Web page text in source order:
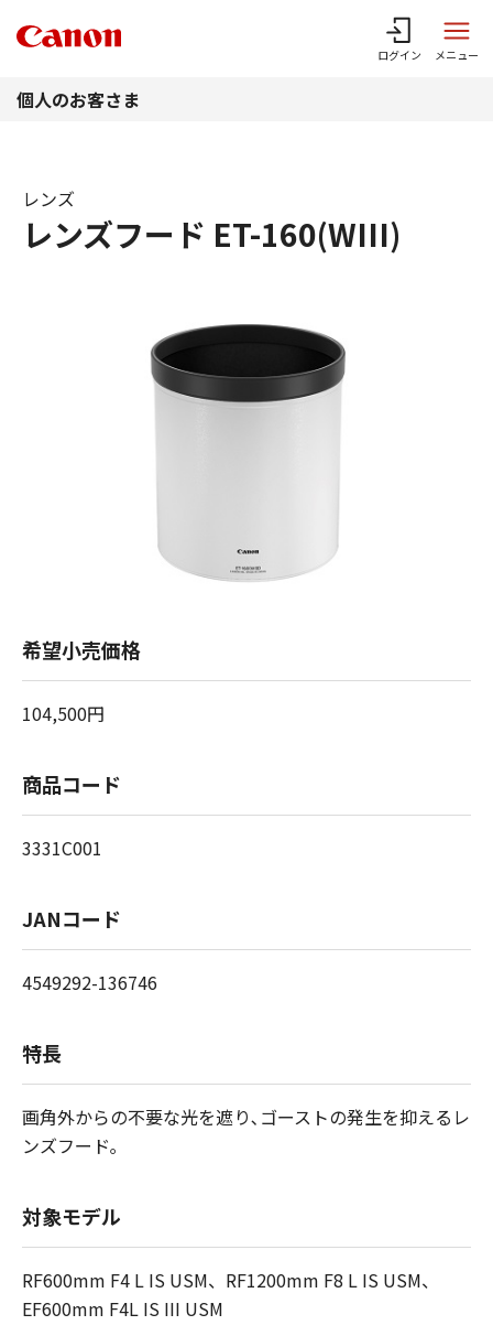
ログイン メニュー
個人のお客さま
レンズフード ET-160(WIII)
レンズ
希望小売価格
104,500円
商品コード
3331C001
JANコード
4549292-136746
特長
画角外からの不要な光を遮り､ゴーストの発生を抑えるレ
ンズフード｡
対象モデル
RF600mm F4 L IS USM、RF1200mm F8 L IS USM、
EF600mm F4L IS III USM